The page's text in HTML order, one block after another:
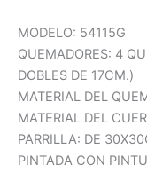
MODELO: 54115G
QUEMADORES: 4
DOBLES DE 17CM.)
MATERIAL DEL
MATERIAL DEL
PARRILLA: DE
PINTADA CON